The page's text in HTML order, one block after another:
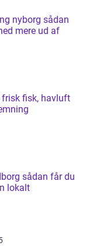
sådan
mere ud af
får du
lokalt